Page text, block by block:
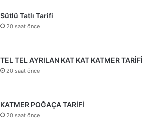
Sütlü Tatlı Tarifi
20 saat önce
TEL TEL AYRILAN KAT KAT KATMER TARİFİ
20 saat önce
KATMER POĞAÇA TARİFİ
20 saat önce